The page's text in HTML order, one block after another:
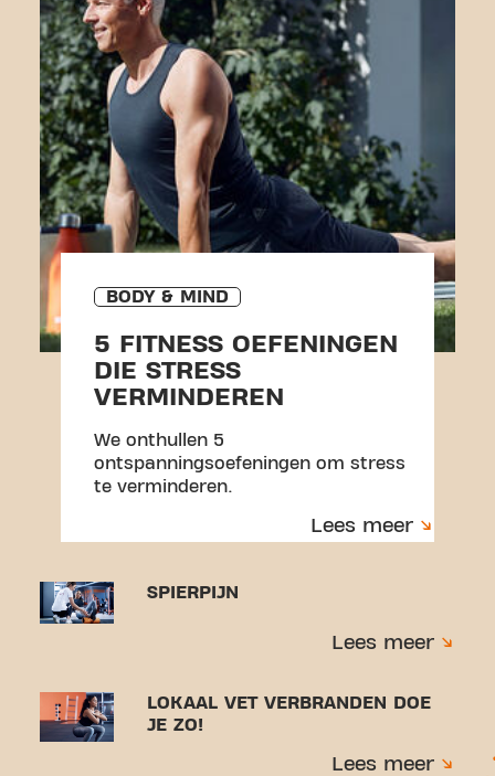
BODY & MIND
5 FITNESS OEFENINGEN
DIE STRESS
VERMINDEREN
We onthullen 5
ontspanningsoefeningen om stress
te verminderen.
Lees meer
SPIERPIJN
Lees meer
LOKAAL VET VERBRANDEN DOE
JE ZO!
Lees meer